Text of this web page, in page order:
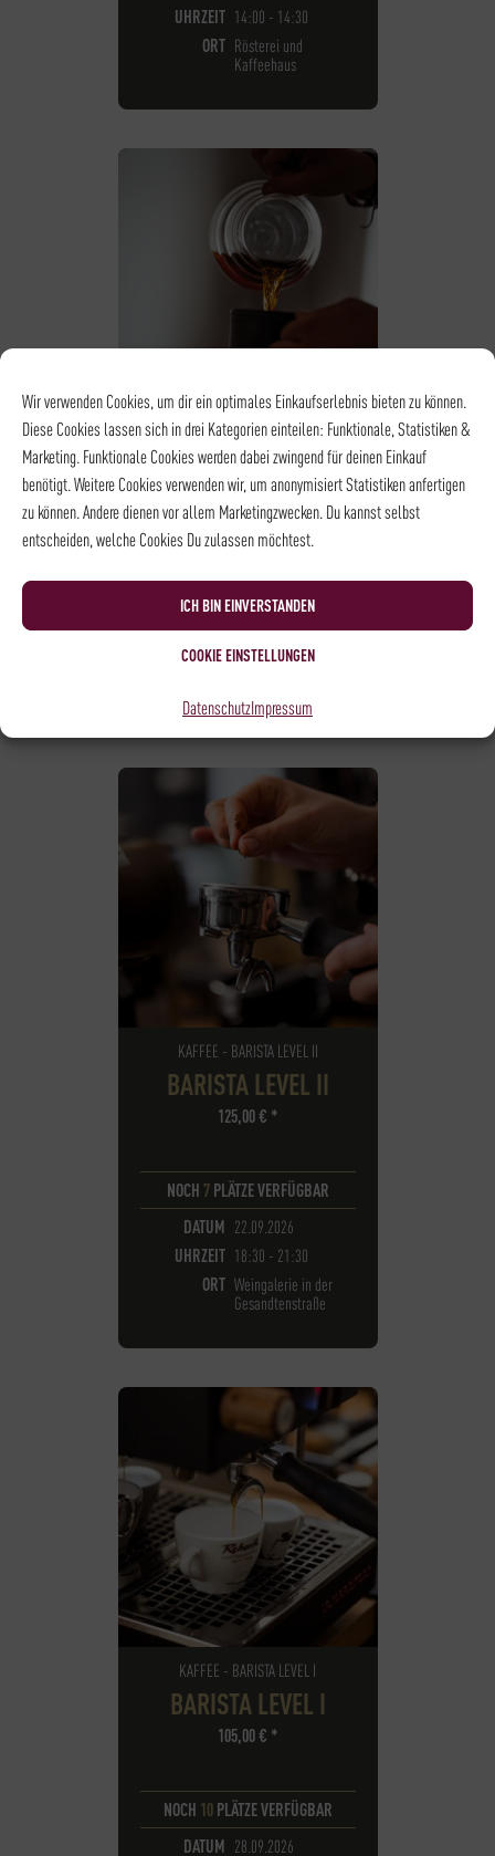
Wir verwenden Cookies, um dir ein optimales Einkaufserlebnis bieten zu können.
Diese Cookies lassen sich in drei Kategorien einteilen: Funktionale, Statistiken &
Marketing. Funktionale Cookies werden dabei zwingend für deinen Einkauf
benötigt. Weitere Cookies verwenden wir, um anonymisiert Statistiken anfertigen
zu können. Andere dienen vor allem Marketingzwecken. Du kannst selbst
entscheiden, welche Cookies Du zulassen möchtest.
ICH BIN EINVERSTANDEN
COOKIE EINSTELLUNGEN
DatenschutzImpressum
UHRZEIT 14:00 - 14:30
ORT Rösterei und
Kaffeehaus
KAFFEE - KAFFEESEMINAR
KAFFEESEMINAR
85,00€*
DATUM 20.09.2026
UHRZEIT 10:00 - 13:00
ORT Rösterei und
KAFFEE - BARISTA LEVEL II
BARISTA LEVEL II
125,00€ *
NOCH 7PLÄTZE VERFÜGBAR
DATUM 22.09.2026
UHRZEIT 18:30 - 21:30
ORT Weingalerie in der
Gesandtenstraße
KAFFEE - BARISTA LEVEL I
BARISTA LEVEL I
105,00€ *
NOCH 10PLÄTZE VERFÜGBAR
DATUM 28.09.2026